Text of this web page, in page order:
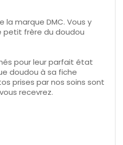
la marque DMC. Vous y
frère du doudou
pour leur parfait état
doudou à sa fiche
prises par nos soins sont
recevrez.